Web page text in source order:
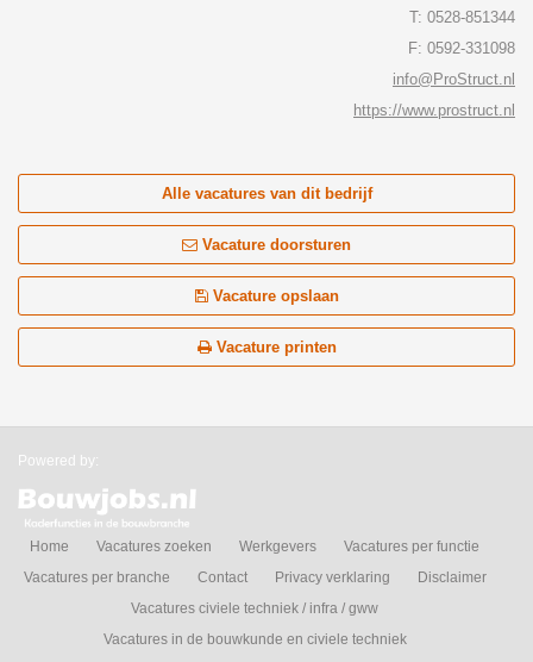
T: 0528-851344
F: 0592-331098
info@ProStruct.nl
https://www.prostruct.nl
Alle vacatures van dit bedrijf
Vacature doorsturen
Vacature opslaan
Vacature printen
Powered by:
Home Vacatures zoeken Werkgevers
Vacatures per functie
Vacatures per branche
Contact Privacy verklaring
Disclaimer
Vacatures civiele techniek / infra / gww
Vacatures in de bouwkunde en civiele techniek